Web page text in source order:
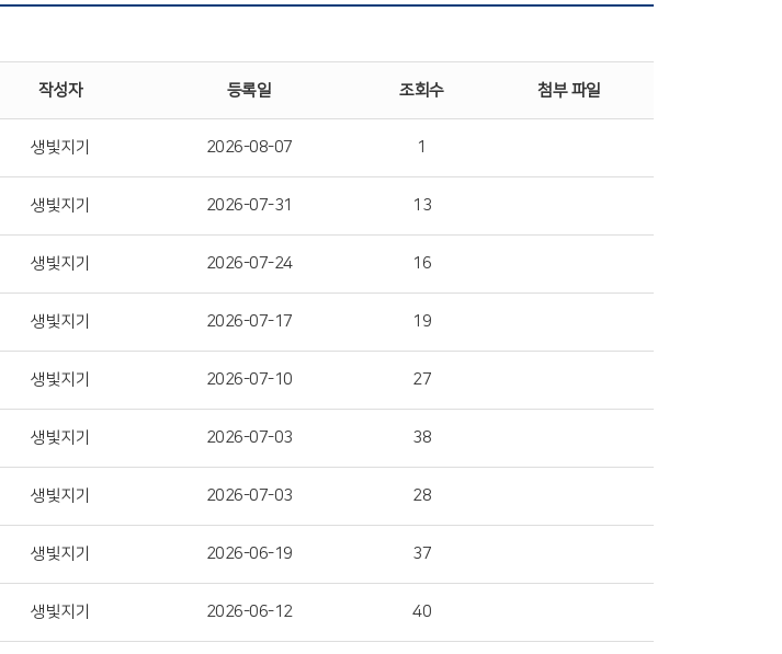
작성자 등록일 조회수 첨부 파일
생빛지기 2026-08-07 1
생빛지기 2026-07-31 13
생빛지기 2026-07-24 16
생빛지기 2026-07-17 19
생빛지기 2026-07-10 27
생빛지기 2026-07-03 38
생빛지기 2026-07-03 28
생빛지기 2026-06-19 37
생빛지기 2026-06-12 40